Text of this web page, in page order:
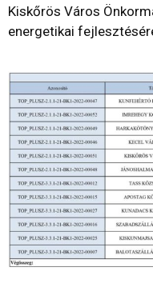
Kiskőrös Város
energetikai